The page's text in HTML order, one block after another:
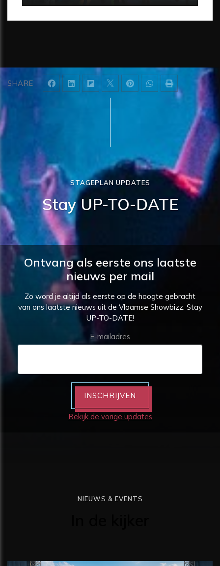
SHARE
STAGEPLAN UPDATES
Stay UP-TO-DATE
Ontvang als eerste ons laatste
nieuws per mail
Zo word je altijd als eerste op de hoogte gebracht
van ons laatste nieuws uit de Vlaamse Showbizz. Stay
UP-TO-DATE!
E-mailadres
INSCHRIJVEN
Bekijk de vorige updates
NIEUWS & EVENTS